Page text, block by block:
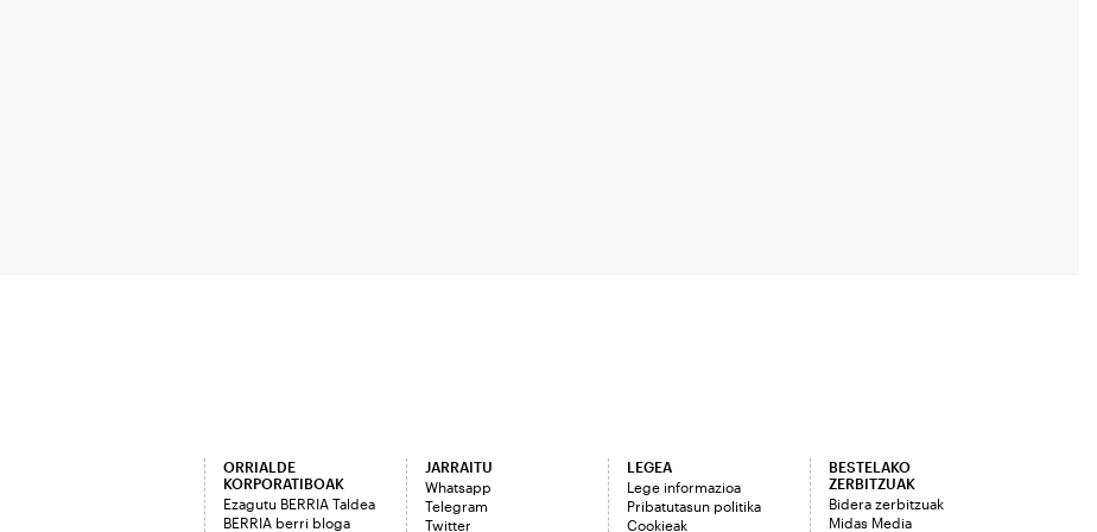
ORRIALDE
KORPORATIBOAK
Ezagutu BERRIA Taldea
BERRIA berri bloga
JARRAITU
Whatsapp
Telegram
Twitter
LEGEA
Lege informazioa
Pribatutasun politika
Cookieak
BESTELAKO
ZERBITZUAK
Bidera zerbitzuak
Midas Media